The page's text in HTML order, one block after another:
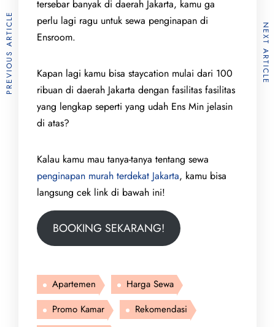
tersebar banyak di daerah Jakarta, kamu ga
perlu lagi ragu untuk sewa penginapan di
Ensroom.
Kapan lagi kamu bisa staycation mulai dari 100
ribuan di daerah Jakarta dengan fasilitas fasilitas
yang lengkap seperti yang udah Ens Min jelasin
di atas?
Kalau kamu mau tanya-tanya tentang sewa
penginapan murah terdekat Jakarta, kamu bisa
langsung cek link di bawah ini!
BOOKING SEKARANG!
Apartemen
Harga Sewa
Promo Kamar
Rekomendasi
PREVIOUS ARTICLE NEXT ARTICLE